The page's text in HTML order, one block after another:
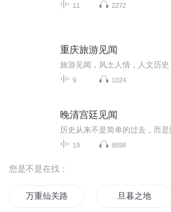
11 2272
重庆旅游见闻
9 1024
晚清宫廷见闻
19 8698
您是不是在找：
万重仙关路 旦暮之地